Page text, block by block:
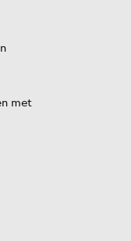
met